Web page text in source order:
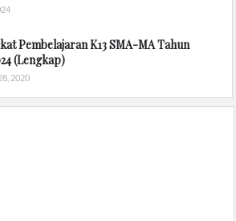
Pembelajaran K13 SMA-MA Tahun
(Lengkap)
2020